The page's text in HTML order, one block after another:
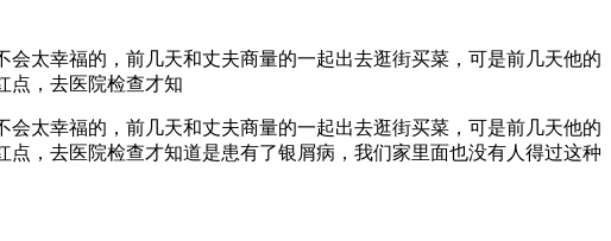
太幸福的，前几天和丈夫商量的一起出去逛街买菜，可是前几天他的
点，去医院检查才知
太幸福的，前几天和丈夫商量的一起出去逛街买菜，可是前几天他的
，去医院检查才知道是患有了银屑病，我们家里面也没有人得过这种